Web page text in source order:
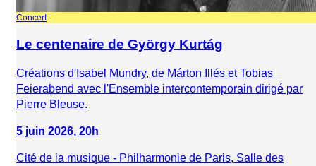
Concert
Le centenaire de György Kurtág
Créations d'Isabel Mundry, de Márton Illés et Tobias
Feierabend avec l'Ensemble intercontemporain dirigé par
Pierre Bleuse.
5 juin 2026, 20h
Cité de la musique - Philharmonie de Paris, Salle des